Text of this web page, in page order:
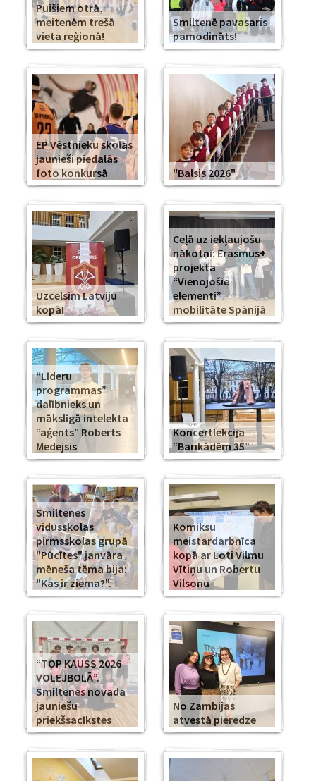
Puišiem otrā,
meitenēm trešā
vieta reģionā!
Smiltenē pavasaris
pamodināts!
EP Vēstnieku skolas
jaunieši piedalās
foto konkursā
"Balsis 2026"
Uzcelsim Latviju
kopā!
Ceļā uz iekļaujošu
nākotni: Erasmus+
projekta
“Vienojošie
elementi”
mobilitāte Spānijā
“Līderu
programmas”
dalībnieks un
mākslīgā intelekta
“aģents” Roberts
Medejsis
Koncertlekcija
“Barikādēm 35”
Smiltenes
vidusskolas
pirmsskolas grupā
"Pūcītes" janvāra
mēneša tēma bija:
"Kas ir ziema?".
Komiksu
meistardarbnīca
kopā ar Loti Vilmu
Vītiņu un Robertu
Vilsonu
“TOP KAUSS 2026
VOLEJBOLĀ”.
Smiltenes novada
jauniešu
priekšsacīkstes
No Zambijas
atvestā pieredze